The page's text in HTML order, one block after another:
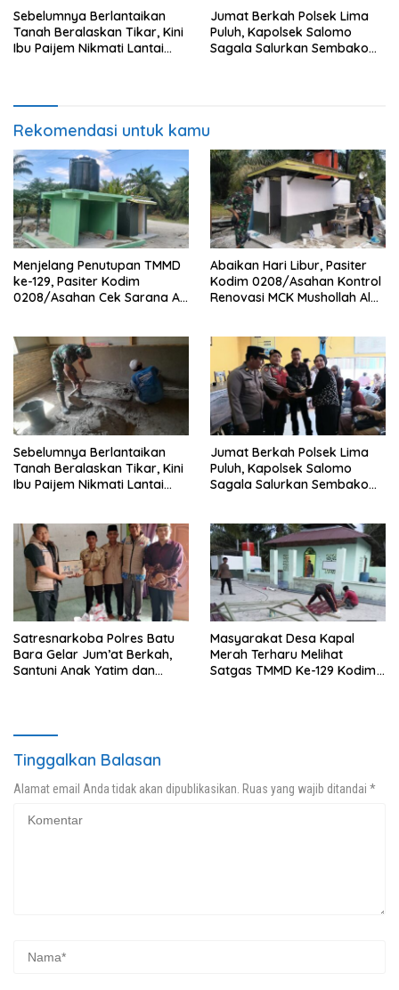
Sebelumnya Berlantaikan
Tanah Beralaskan Tikar, Kini
Ibu Paijem Nikmati Lantai
Jumat Berkah Polsek Lima
Puluh, Kapolsek Salomo
Sagala Salurkan Sembako
Rekomendasi untuk kamu
Menjelang Penutupan TMMD
ke-129, Pasiter Kodim
0208/Asahan Cek Sarana Air
Abaikan Hari Libur, Pasiter
Kodim 0208/Asahan Kontrol
Renovasi MCK Mushollah Al
Sebelumnya Berlantaikan
Tanah Beralaskan Tikar, Kini
Ibu Paijem Nikmati Lantai
0208/Asahan
Jumat Berkah Polsek Lima
Puluh, Kapolsek Salomo
Sagala Salurkan Sembako
Satresnarkoba Polres Batu
Bara Gelar Jum’at Berkah,
Santuni Anak Yatim dan
Masyarakat Desa Kapal
Merah Terharu Melihat
Satgas TMMD Ke-129 Kodim
Tinggalkan Balasan
Alamat email Anda tidak akan dipublikasikan. Ruas yang wajib ditandai *